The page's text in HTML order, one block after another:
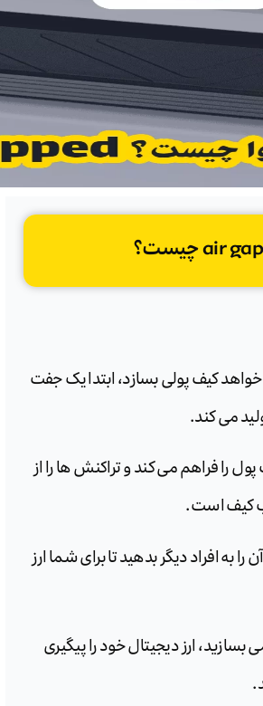
خواهد کیف پولی بسازد، ابتدا یک جفت
می کند.
فراهم می کند و تراکنش ها را از
کیف است.
به افراد دیگر بدهید تا برای شما ارز
ارز دیجیتال خود را پیگیری